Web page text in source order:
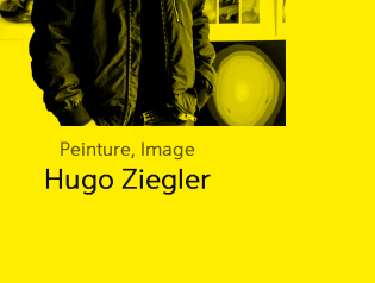
Peinture, Image
Hugo Ziegler